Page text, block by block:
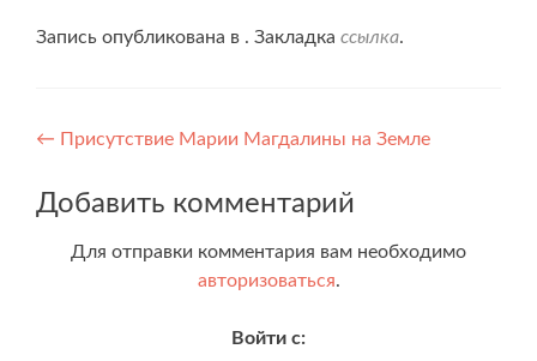
Запись опубликована в . Закладка ссылка.
Навигация
по
записям
← Присутствие Марии Магдалины на Земле
Добавить комментарий
Для отправки комментария вам необходимо
авторизоваться.
Войти с: